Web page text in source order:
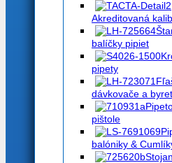
Akreditovaná
balíčky pipiet
pipety
dávkovače a
pištole
balóniky &